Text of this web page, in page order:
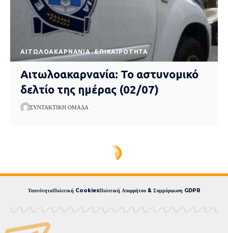
AΙΤΩΛΟΑΚΑΡΝΑΝΊΑ EΠΙΚΑΙΡΌΤΗΤΑ
Αιτωλοακαρνανία: Το αστυνομικό
δελτίο της ημέρας (02/07)
ΣΥΝΤΑΚΤΙΚΉ ΟΜΆΔΑ
ΤαυτότηταΠολιτική CookiesΠολιτική Απορρήτου & Συμμόρφωση GDPR